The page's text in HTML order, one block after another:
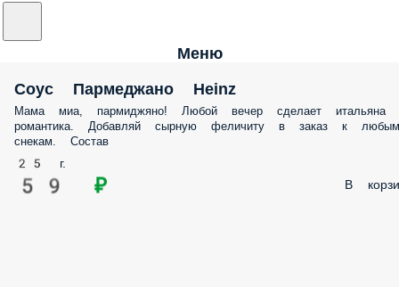
Меню
Соус Пармеджано Heinz
Мама миа, пармиджяно! Любой вечер сделает итальяна
романтика. Добавляй сырную феличиту в заказ к любым
снекам. Состав
25 г.
59 ₽ В